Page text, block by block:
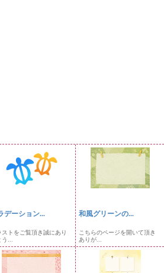
デーション...
ストをご覧頂き誠にあり
う...
和風グリーンの...
こちらのページを開いて頂き
ありが...